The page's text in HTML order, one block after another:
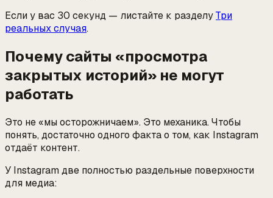
Если у вас 30 секунд — листайте к разделуТри
реальных случая.
Почему сайты «просмотра
закрытых историй» не могут
работать
Это не «мы осторожничаем». Это механика. Чтобы
понять, достаточно одного факта о том, как Instagram
отдаёт контент.
У Instagram две полностью раздельные поверхности
для медиа: